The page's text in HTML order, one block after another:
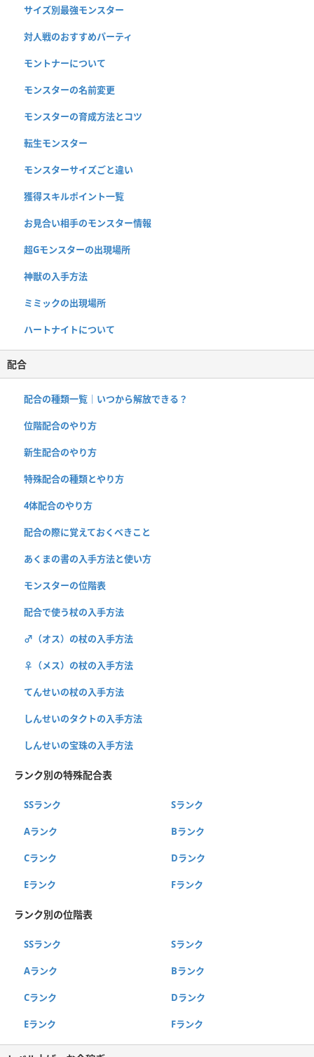
サイズ別最強モンスター
対人戦のおすすめパーティ
モントナーについて
モンスターの名前変更
モンスターの育成方法とコツ
転生モンスター
モンスターサイズごと違い
獲得スキルポイント一覧
お見合い相手のモンスター情報
超Gモンスターの出現場所
神獣の入手方法
ミミックの出現場所
ハートナイトについて
配合
配合の種類一覧｜いつから解放できる？
位階配合のやり方
新生配合のやり方
特殊配合の種類とやり方
4体配合のやり方
配合の際に覚えておくべきこと
あくまの書の入手方法と使い方
モンスターの位階表
配合で使う杖の入手方法
♂（オス）の杖の入手方法
♀（メス）の杖の入手方法
てんせいの杖の入手方法
しんせいのタクトの入手方法
しんせいの宝珠の入手方法
ランク別の特殊配合表
SSランク Sランク
Aランク Bランク
Cランク Dランク
Eランク Fランク
ランク別の位階表
SSランク Sランク
Aランク Bランク
Cランク Dランク
Eランク Fランク